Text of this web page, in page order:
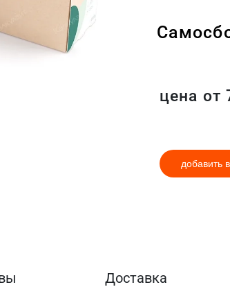
цена от
добавить
Доставка